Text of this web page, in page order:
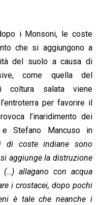
i Monsoni, le coste
che si aggiungono a
del suolo a causa di
come quella del
coltura salata viene
per favorire il
l’inaridimento dei
Stefano Mancuso in
di coste indiane sono
aggiunge la distruzione
allagano con acqua
i crostacei, dopo pochi
è tale che neanche i